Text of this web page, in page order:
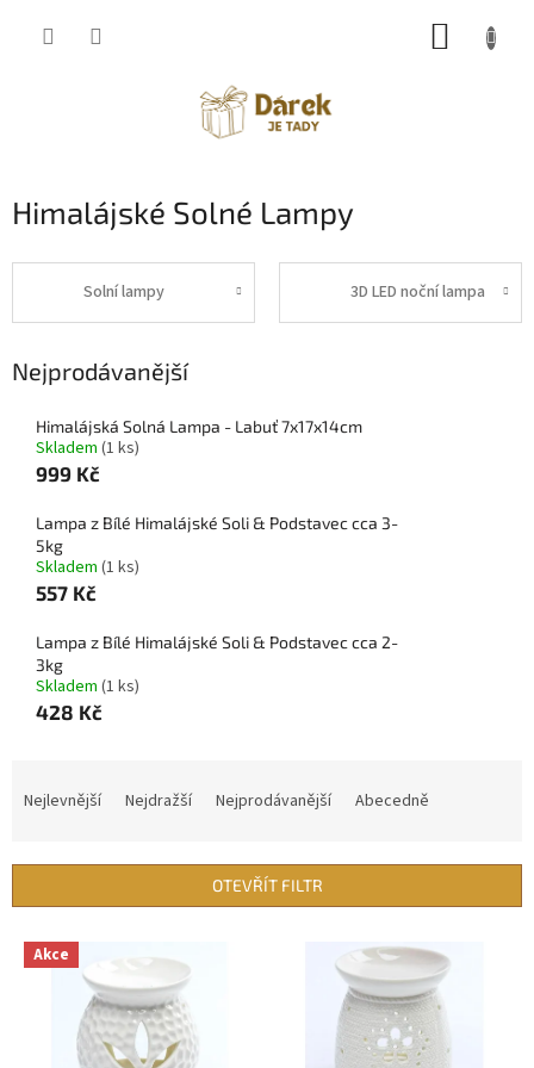
Himalájské Solné Lampy
Solní lampy 3D LED noční lampa
Nejprodávanější
Himalájská Solná Lampa - Labuť 7x17x14cm
Skladem (1 ks)
999 Kč
Lampa z Bílé Himalájské Soli & Podstavec cca 3-
5kg
Skladem (1 ks)
557 Kč
Lampa z Bílé Himalájské Soli & Podstavec cca 2-
3kg
Skladem (1 ks)
428 Kč
í
Nejlevnější Nejdražší Nejprodávanější Abecedně
OTEVŘÍT FILTR
V Akce